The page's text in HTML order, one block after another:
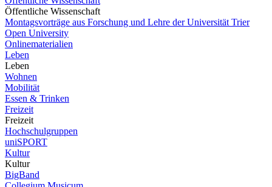
Öffentliche Wissenschaft
Montagsvorträge aus Forschung und Lehre der Universität Trier
Open University
Onlinematerialien
Leben
Leben
Wohnen
Mobilität
Essen & Trinken
Freizeit
Freizeit
Hochschulgruppen
uniSPORT
Kultur
Kultur
BigBand